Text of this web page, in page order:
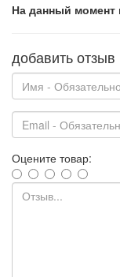
На данный
добавить отзыв
Оцените товар: